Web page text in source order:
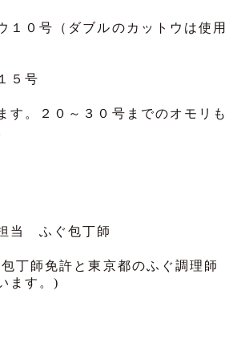
０号（ダブルのカットウは使用
５号
す。２０～３０号までのオモリも
ふぐ包丁師
丁師免許と東京都のふぐ調理師
ます。)